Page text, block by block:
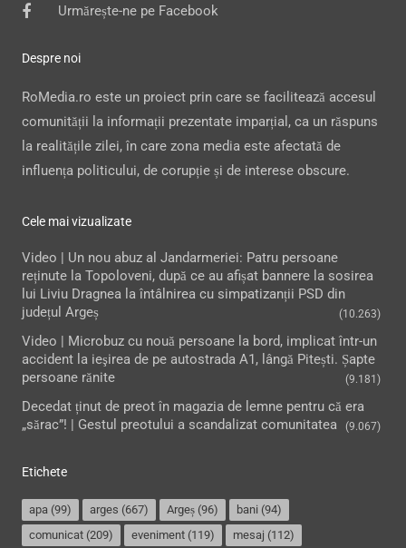
Urmărește-ne pe Facebook
Despre noi
RoMedia.ro este un proiect prin care se facilitează accesul
comunității la informații prezentate imparțial, ca un răspuns
la realitățile zilei, în care zona media este afectată de
influența politicului, de corupție și de interese obscure.
Cele mai vizualizate
Video | Un nou abuz al Jandarmeriei: Patru persoane
reținute la Topoloveni, după ce au afișat bannere la sosirea
lui Liviu Dragnea la întâlnirea cu simpatizanții PSD din
județul Argeș
(10.263)
Video | Microbuz cu nouă persoane la bord, implicat într-un
accident la ieşirea de pe autostrada A1, lângă Pitești. Șapte
persoane rănite
(9.181)
Decedat ținut de preot în magazia de lemne pentru că era
„sărac”! | Gestul preotului a scandalizat comunitatea
(9.067)
Etichete
apa (99) arges (667) Argeș (96) bani (94)
comunicat (209) eveniment (119) mesaj (112)